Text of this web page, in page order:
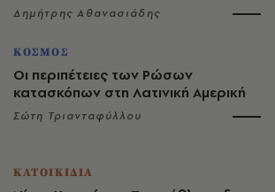
Δημήτρης Αθανασιάδης
ΚΟΣΜΟΣ
Οι περιπέτειες των Ρώσων
κατασκόπων στη Λατινική Αμερική
Σώτη Τριανταφύλλου
ΚΑΤΟΙΚΙΔΙΑ